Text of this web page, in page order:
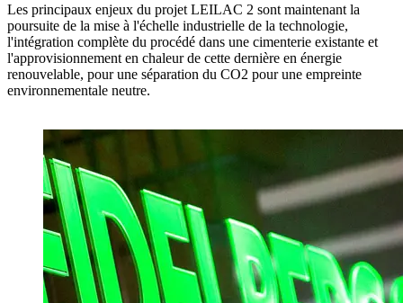
Les principaux enjeux du projet LEILAC 2 sont maintenant la
poursuite de la mise à l'échelle industrielle de la technologie,
l'intégration complète du procédé dans une cimenterie existante et
l'approvisionnement en chaleur de cette dernière en énergie
renouvelable, pour une séparation du CO2 pour une empreinte
environnementale neutre.